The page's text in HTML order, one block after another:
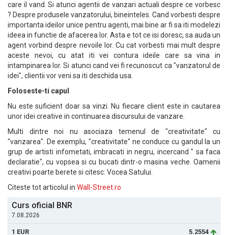
care il vand. Si atunci agentii de vanzari actuali despre ce vorbesc
? Despre produsele vanzatorului, bineinteles. Cand vorbesti despre
importanta ideilor unice pentru agenti, mai bine ar fi sa iti modelezi
ideea in functie de afacerea lor. Asta e tot ce isi doresc, sa auda un
agent vorbind despre nevoile lor. Cu cat vorbesti mai mult despre
aceste nevoi, cu atat iti vei contura ideile care sa vina in
intampinarea lor. Si atunci cand vei fi recunoscut ca "vanzatorul de
idei", clientii vor veni sa iti deschida usa.
Foloseste-ti capul
Nu este suficient doar sa vinzi. Nu fiecare client este in cautarea
unor idei creative in continuarea discursului de vanzare.
Multi dintre noi nu asociaza temenul de "creativitate" cu
"vanzarea". De exemplu, "creativitate" ne conduce cu gandul la un
grup de artisti infometati, imbracati in negru, incercand " sa faca
declaratie", cu vopsea si cu bucati dintr-o masina veche. Oamenii
creativi poarte berete si citesc: Vocea Satului.
Citeste tot articolul in Wall-Street.ro
Curs oficial BNR
7.08.2026
1 EUR 5.2554